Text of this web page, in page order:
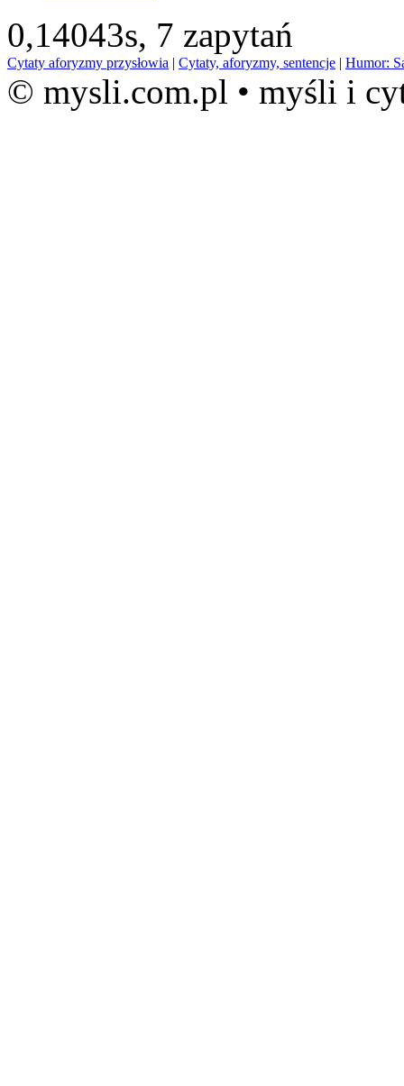
0,14043s, 7 zapytań
Cytaty aforyzmy przysłowia | Cytaty, aforyzmy, sentencje | Humor:
© mysli.com.pl • myśli i